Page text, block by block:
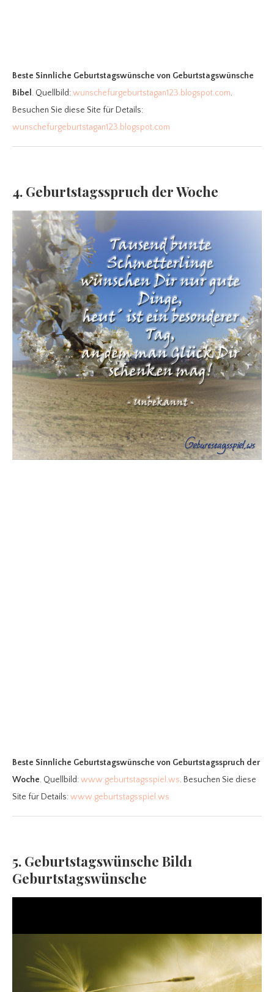
Beste Sinnliche Geburtstagswünsche von Geburtstagswünsche
Bibel. Quellbild:wunschefurgeburtstagan123.blogspot.com.
Besuchen Sie diese Site für Details:
wunschefurgeburtstagan123.blogspot.com
4. Geburtstagsspruch der Woche
Beste Sinnliche Geburtstagswünsche von Geburtstagsspruch der
Woche. Quellbild:www.geburtstagsspiel.ws. Besuchen Sie diese
Site für Details:www.geburtstagsspiel.ws
5. Geburtstagswünsche Bild1
Geburtstagswünsche